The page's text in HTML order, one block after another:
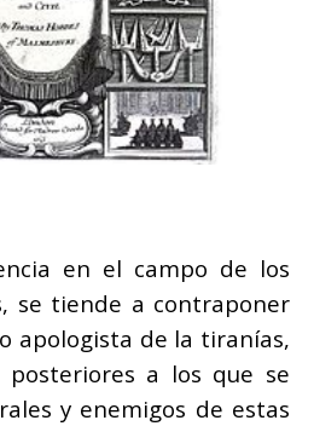
en el campo de los
se tiende a contraponer
apologista de la tiranías,
a los que se
y enemigos de estas